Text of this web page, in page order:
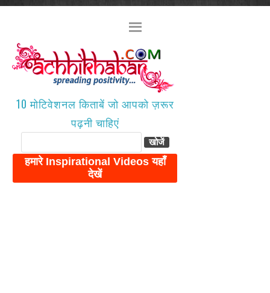
10 मोटिवेशनल किताबें जो आपको ज़रूर
पढ़नी चाहिएं